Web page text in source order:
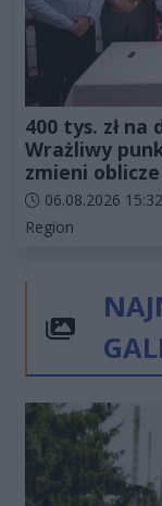
400 tys. zł
Wrażliwy
zmieni oblicze
Data dodania
06.08.2026 15:32
Kategorie artykułu:
Region